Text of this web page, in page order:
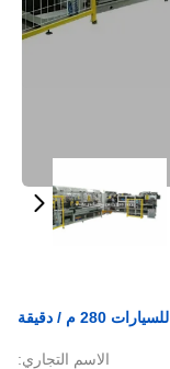
م / دقيقة
الاسم التجاري: